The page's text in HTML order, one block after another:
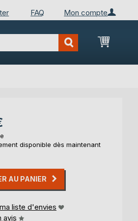
Mon compte
FAQ
Mon
disponible dès maintenant
AU PANIER
liste d'envies
avis